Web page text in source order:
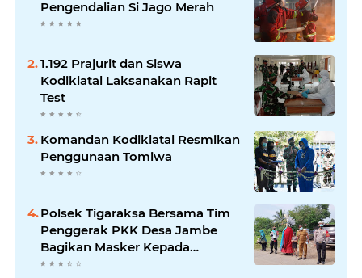
Pengendalian Si Jago Merah
1.192 Prajurit dan Siswa
Kodiklatal Laksanakan Rapit
Test
Komandan Kodiklatal Resmikan
Penggunaan Tomiwa
Polsek Tigaraksa Bersama Tim
Penggerak PKK Desa Jambe
Bagikan Masker Kepada
Pengguna Jalan